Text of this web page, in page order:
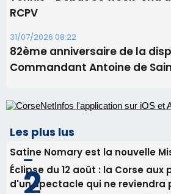
Les plus lus
Satine Nomary est la nouvelle
Éclipse du 12 août : la Corse aux
d'un spectacle qui ne reviendra
avant le concert de Mosimann
consommation en recul dans les
La gendarmerie alerte les
face à une nouvelle escroquerie
vin